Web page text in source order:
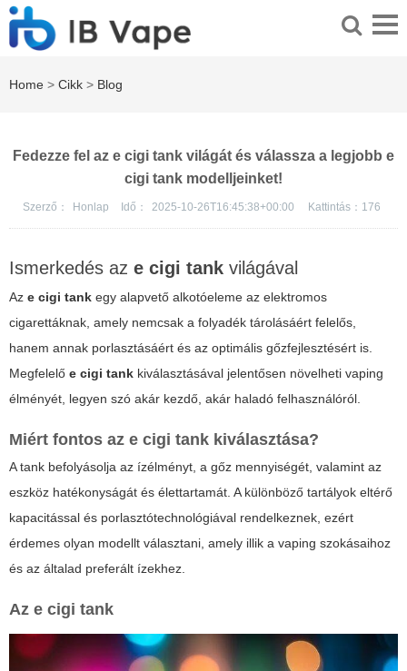
Home > Cikk > Blog
Fedezze fel az e cigi tank világát és válassza a legjobb e
cigi tank modelljeinket!
Szerző： Honlap Idő： 2025-10-26T16:45:38+00:00 Kattintás： 176
Ismerkedés az e cigi tank világával
Az e cigi tank egy alapvető alkotóeleme az elektromos
cigarettáknak, amely nemcsak a folyadék tárolásáért felelős,
hanem annak porlasztásáért és az optimális gőzfejlesztésért is.
Megfelelő e cigi tank kiválasztásával jelentősen növelheti vaping
élményét, legyen szó akár kezdő, akár haladó felhasználóról.
Miért fontos az e cigi tank kiválasztása?
Atank befolyásolja az ízélményt, a gőz mennyiségét, valamint az
eszköz hatékonyságát és élettartamát. A különböző tartályok eltérő
kapacitással és porlasztótechnológiával rendelkeznek, ezért
érdemes olyan modellt választani, amely illik a vaping szokásaihoz
és az általad preferált ízekhez.
Az e cigi tank